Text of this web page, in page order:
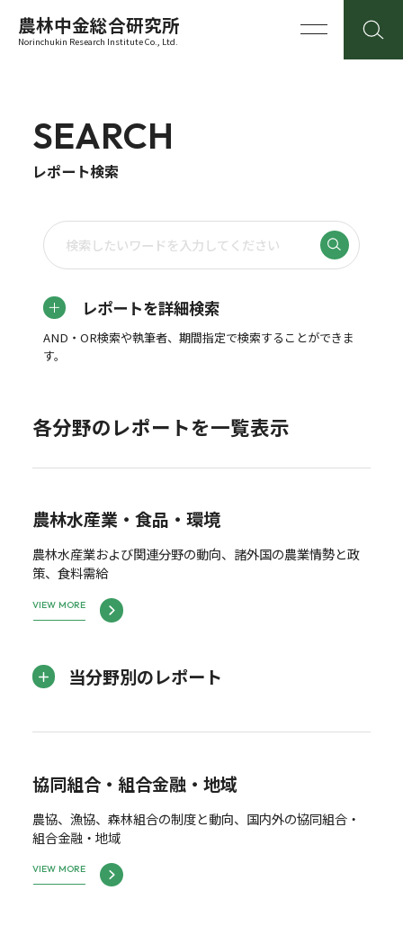
農林中金総合研究所
Norinchukin Research Institute Co., Ltd.
SEARCH
レポート検索
レポートを詳細検索
AND・OR検索や執筆者、期間指定で検索することができま
す。
各分野のレポートを一覧表示
農林水産業・食品・環境
農林水産業および関連分野の動向、諸外国の農業情勢と政
策、食料需給
VIEW MORE
当分野別のレポート
協同組合・組合金融・地域
農協、漁協、森林組合の制度と動向、国内外の協同組合・
組合金融・地域
VIEW MORE